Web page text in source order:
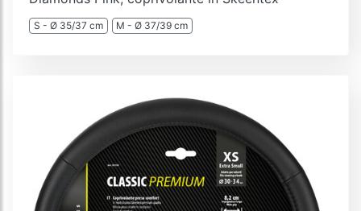
S - Ø 35/37 cm M - Ø 37/39 cm